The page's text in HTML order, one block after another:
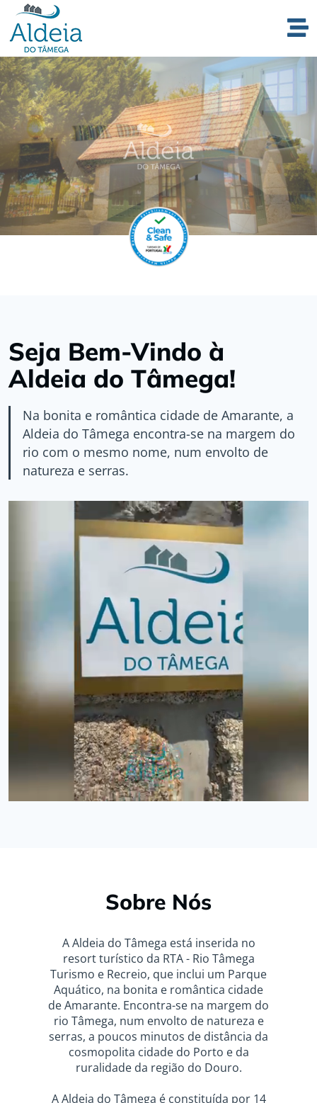
Seja Bem-Vindo à
Aldeia do Tâmega!
Na bonita e romântica cidade de Amarante, a
Aldeia do Tâmega encontra-se na margem do
rio com o mesmo nome, num envolto de
natureza e serras.
Sobre Nós
A Aldeia do Tâmega está inserida no
resort turístico da RTA - Rio Tâmega
Turismo e Recreio, que inclui um Parque
Aquático, na bonita e romântica cidade
de Amarante. Encontra-se na margem do
rio Tâmega, num envolto de natureza e
serras, a poucos minutos de distância da
cosmopolita cidade do Porto e da
ruralidade da região do Douro.
A Aldeia do Tâmega é constituída por 14